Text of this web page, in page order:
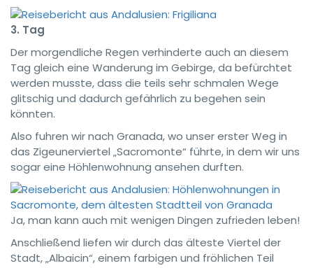
3. Tag
Der morgendliche Regen verhinderte auch an diesem
Tag gleich eine Wanderung im Gebirge, da befürchtet
werden musste, dass die teils sehr schmalen Wege
glitschig und dadurch gefährlich zu begehen sein
könnten.
Also fuhren wir nach Granada, wo unser erster Weg in
das Zigeunerviertel „Sacromonte“ führte, in dem wir uns
sogar eine Höhlenwohnung ansehen durften.
Ja, man kann auch mit wenigen Dingen zufrieden leben!
Anschließend liefen wir durch das älteste Viertel der
Stadt, „Albaicin“, einem farbigen und fröhlichen Teil